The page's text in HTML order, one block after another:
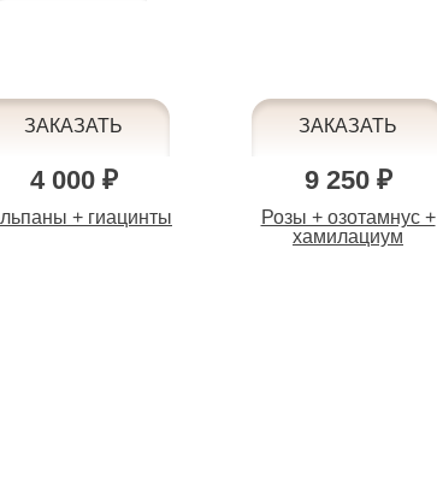
4 000 ₽
+ гиацинты
9 250 ₽
Розы + озотамнус +
хамилациум